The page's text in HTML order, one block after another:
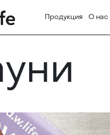
Продукция О нас